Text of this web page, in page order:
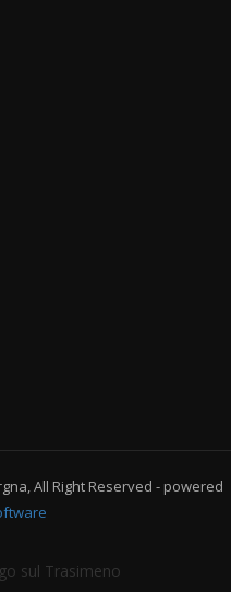
All Right Reserved - powered